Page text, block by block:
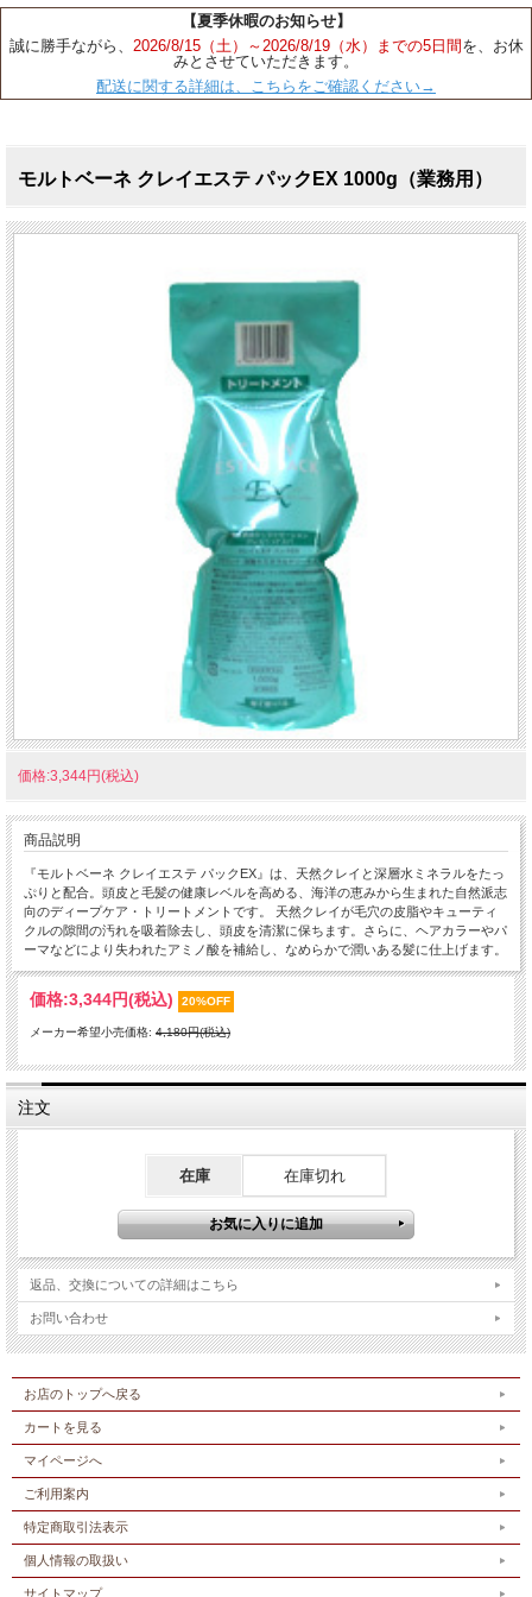
【夏季休暇のお知らせ】
誠に勝手ながら、 2026/8/15（土）～2026/8/19（水）までの5日間 を、お休
みとさせていただきます。
配送に関する詳細は、こちらをご確認ください→
モルトベーネ クレイエステ パックEX 1000g（業務用）
価格:3,344円(税込)
商品説明
『モルトベーネ クレイエステ パックEX』は、天然クレイと深層水ミネラルをたっ
ぷりと配合。頭皮と毛髪の健康レベルを高める、海洋の恵みから生まれた自然派志
向のディープケア・トリートメントです。 天然クレイが毛穴の皮脂やキューティ
クルの隙間の汚れを吸着除去し、頭皮を清潔に保ちます。さらに、ヘアカラーやパ
ーマなどにより失われたアミノ酸を補給し、なめらかで潤いある髪に仕上げます。
価格:3,344円(税込) 20%OFF
メーカー希望小売価格: 4,180円(税込)
注文
在庫 在庫切れ
返品、交換についての詳細はこちら
お問い合わせ
お店のトップへ戻る
カートを見る
マイページへ
ご利用案内
特定商取引法表示
個人情報の取扱い
サイトマップ